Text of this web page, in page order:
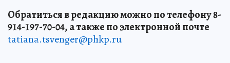
Обратиться в редакцию можно по телефону 8-
914-197-70-04, а также по электронной почте
tatiana.tsvenger@phkp.ru